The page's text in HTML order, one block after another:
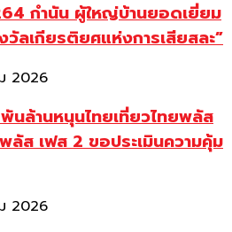
กำนัน ผู้ใหญ่บ้านยอดเยี่ยม
ลเกียรติยศแห่งการเสียสละ”
2026
ล้านหนุนไทยเที่ยวไทยพลัส
ลัส เฟส 2 ขอประเมินความคุ้ม
2026